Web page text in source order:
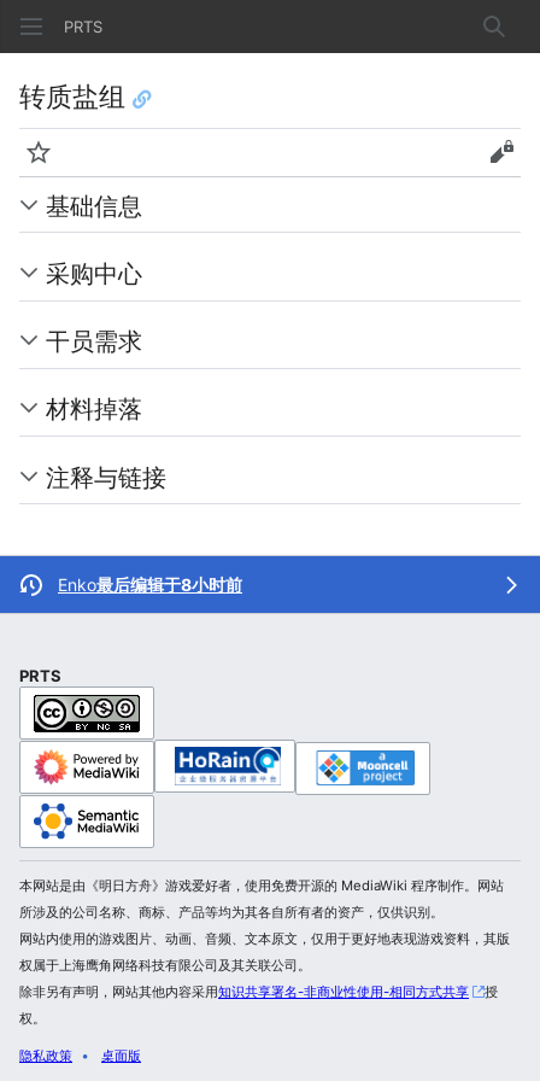
PRTS 搜索
转质盐组
监视 查看
基础信息
采购中心
干员需求
材料掉落
注释与链接
Enko最后编辑于8小时前
PRTS
本网站是由《明日方舟》游戏爱好者，使用免费开源的 MediaWiki 程序制作。网站
所涉及的公司名称、商标、产品等均为其各自所有者的资产，仅供识别。
网站内使用的游戏图片、动画、音频、文本原文，仅用于更好地表现游戏资料，其版
权属于上海鹰角网络科技有限公司及其关联公司。
除非另有声明，网站其他内容采用知识共享署名-非商业性使用-相同方式共享
授
权。
隐私政策 桌面版